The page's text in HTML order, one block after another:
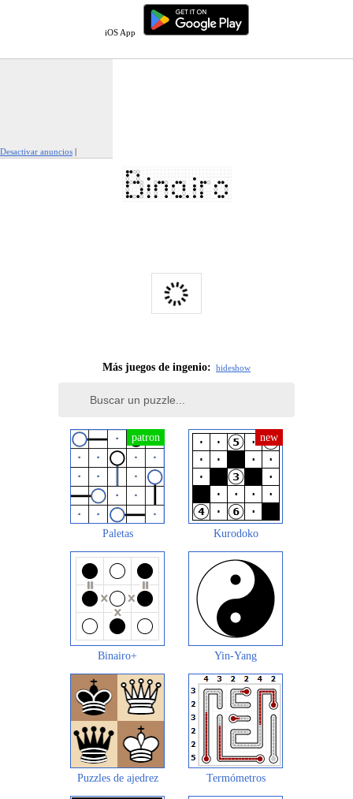
iOS App
Desactivar anuncios |
Más juegos de ingenio: hideshow
Paletas Kurodoko
Binairo+ Yin-Yang
Puzzles de ajedrez Termómetros